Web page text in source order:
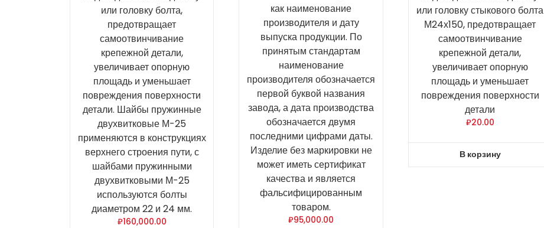
или головку болта,
предотвращает
самоотвинчивание
крепежной детали,
увеличивает опорную
площадь и уменьшает
повреждения поверхности
детали. Шайбы пружинные
двухвитковые М-25
применяются в конструкциях
верхнего строения пути, с
шайбами пружинными
двухвитковыми М-25
используются болты
диаметром 22 и 24 мм.
₽160,000.00
как наименование
производителя и дату
выпуска продукции. По
принятым стандартам
наименование
производителя обозначается
первой буквой названия
завода, а дата производства
обозначается двумя
последними цифрами даты.
Изделие без маркировки не
может иметь сертификат
качества и является
фальсифицированным
товаром.
₽95,000.00
или головку стыкового болта
М24х150, предотвращает
самоотвинчивание
крепежной детали,
увеличивает опорную
площадь и уменьшает
повреждения поверхности
детали
₽20.00
В корзину